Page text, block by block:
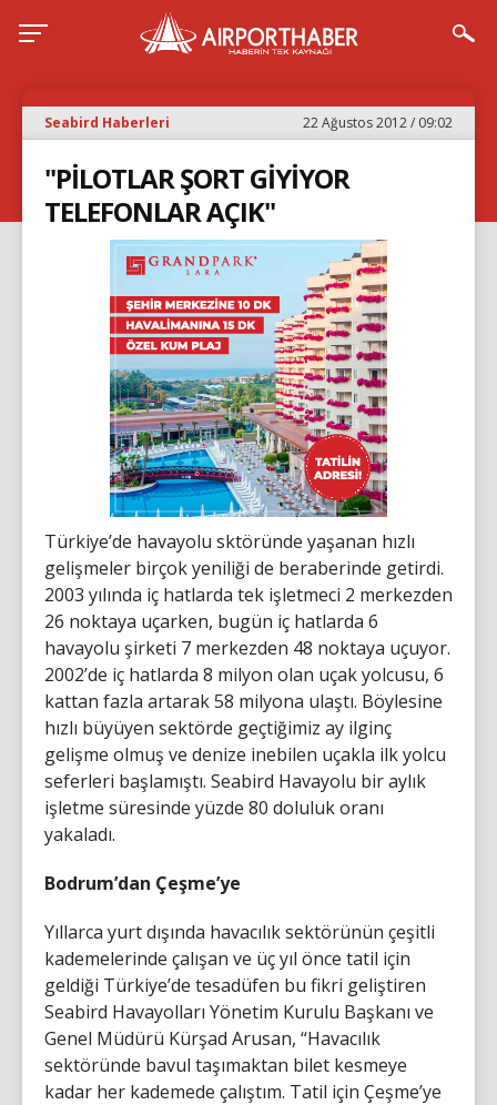
Seabird Haberleri 22 Ağustos 2012 / 09:02
"PİLOTLAR ŞORT GİYİYOR
TELEFONLAR AÇIK"
Türkiye’de havayolu sktöründe yaşanan hızlı
gelişmeler birçok yeniliği de beraberinde getirdi.
2003 yılında iç hatlarda tek işletmeci 2 merkezden
26 noktaya uçarken, bugün iç hatlarda 6
havayolu şirketi 7 merkezden 48 noktaya uçuyor.
2002’de iç hatlarda 8 milyon olan uçak yolcusu, 6
kattan fazla artarak 58 milyona ulaştı. Böylesine
hızlı büyüyen sektörde geçtiğimiz ay ilginç
gelişme olmuş ve denize inebilen uçakla ilk yolcu
seferleri başlamıştı. Seabird Havayolu bir aylık
işletme süresinde yüzde 80 doluluk oranı
yakaladı.
Bodrum’dan Çeşme’ye
Yıllarca yurt dışında havacılık sektörünün çeşitli
kademelerinde çalışan ve üç yıl önce tatil için
geldiği Türkiye’de tesadüfen bu fikri geliştiren
Seabird Havayolları Yönetim Kurulu Başkanı ve
Genel Müdürü Kürşad Arusan, “Havacılık
sektöründe bavul taşımaktan bilet kesmeye
kadar her kademede çalıştım. Tatil için Çeşme’ye